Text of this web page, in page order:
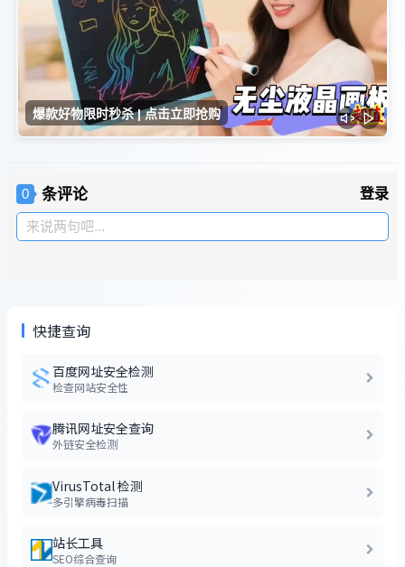
0 条评论 登录
来说两句吧...
快捷查询
百度网址安全检测
检查网站安全性
腾讯网址安全查询
外链安全检测
VirusTotal 检测
多引擎病毒扫描
站长工具
SEO综合查询